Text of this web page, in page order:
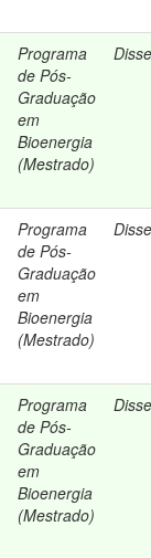
Programa
de Pós-
Graduação
em
Bioenergia
(Mestrado)
Programa
de Pós-
Graduação
em
Bioenergia
(Mestrado)
Programa
de Pós-
Graduação
em
Bioenergia
(Mestrado)